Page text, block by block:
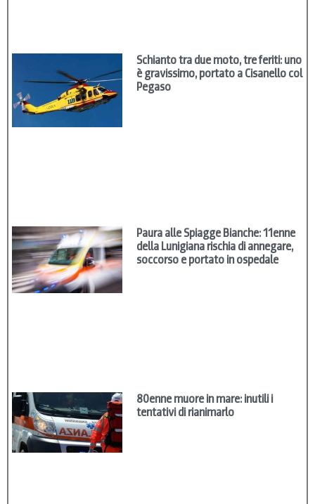
Schianto tra due moto, tre feriti: uno
è gravissimo, portato a Cisanello col
Pegaso
Paura alle Spiagge Bianche: 11enne
della Lunigiana rischia di annegare,
soccorso e portato in ospedale
80enne muore in mare: inutili i
tentativi di rianimarlo